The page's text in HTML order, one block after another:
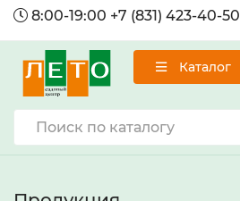
8:00-19:00 +7 (831) 423-40-50
Каталог